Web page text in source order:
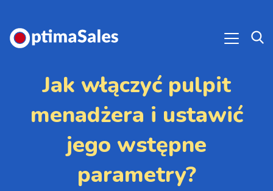
Jak włączyć pulpit
menadżera i ustawić
jego wstępne
parametry?